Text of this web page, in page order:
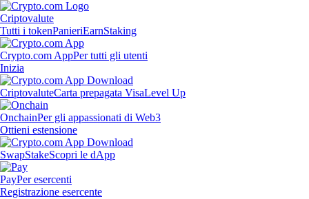
Criptovalute
Tutti i tokenPanieriEarnStaking
Crypto.com AppPer tutti gli utenti
Inizia
CriptovaluteCarta prepagata VisaLevel Up
OnchainPer gli appassionati di Web3
Ottieni estensione
SwapStakeScopri le dApp
PayPer esercenti
Registrazione esercente